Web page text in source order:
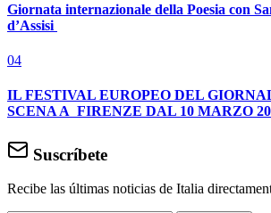
Giornata internazionale della Poesia con
d’Assisi
04
IL FESTIVAL EUROPEO DEL
SCENA A FIRENZE DAL 10 MARZO
Suscríbete
Recibe las últimas noticias de Italia